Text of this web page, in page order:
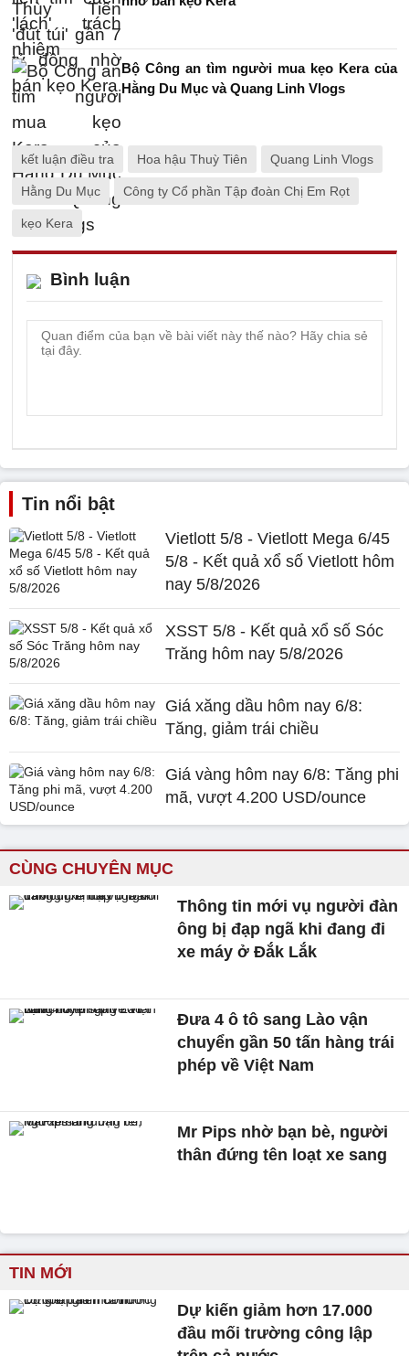
Bộ Công an tìm người mua kẹo Kera của
Hằng Du Mục và Quang Linh Vlogs
kết luận điều tra Hoa hậu Thuỳ Tiên Quang Linh Vlogs
Hằng Du Mục Công ty Cổ phần Tập đoàn Chị Em Rọt
kẹo Kera
Bình luận
Tin nổi bật
Vietlott 5/8 - Vietlott Mega 6/45
5/8 - Kết quả xổ số Vietlott hôm
nay 5/8/2026
XSST 5/8 - Kết quả xổ số Sóc
Trăng hôm nay 5/8/2026
Giá xăng dầu hôm nay 6/8:
Tăng, giảm trái chiều
Giá vàng hôm nay 6/8: Tăng phi
mã, vượt 4.200 USD/ounce
CÙNG CHUYÊN MỤC
Thông tin mới vụ người đàn
ông bị đạp ngã khi đang đi
xe máy ở Đắk Lắk
Đưa 4 ô tô sang Lào vận
chuyển gần 50 tấn hàng trái
phép về Việt Nam
Mr Pips nhờ bạn bè, người
thân đứng tên loạt xe sang
TIN MỚI
Dự kiến giảm hơn 17.000
đầu mối trường công lập